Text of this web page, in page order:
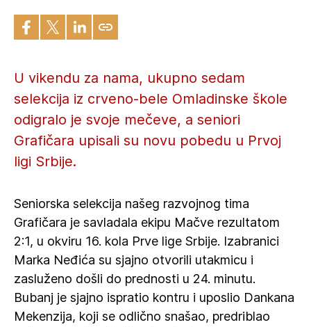
U vikendu za nama, ukupno sedam
selekcija iz crveno-bele Omladinske škole
odigralo je svoje mečeve, a seniori
Grafičara upisali su novu pobedu u Prvoj
ligi Srbije.
Seniorska selekcija našeg razvojnog tima
Grafičara je savladala ekipu Mačve rezultatom
2:1, u okviru 16. kola Prve lige Srbije. Izabranici
Marka Neđića su sjajno otvorili utakmicu i
zasluženo došli do prednosti u 24. minutu.
Bubanj je sjajno ispratio kontru i uposlio Dankana
Mekenzija, koji se odlično snašao, predriblao